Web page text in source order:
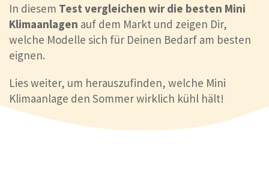
In diesem Test vergleichen wir die besten Mini
Klimaanlagen auf dem Markt und zeigen Dir,
welche Modelle sich für Deinen Bedarf am besten
eignen.
Lies weiter, um herauszufinden, welche Mini
Klimaanlage den Sommer wirklich kühl hält!